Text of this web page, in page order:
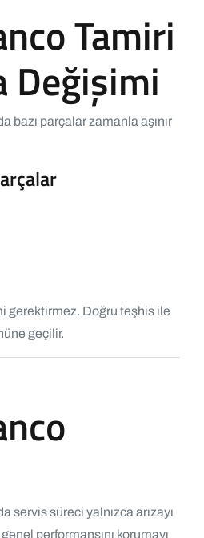
Tamiri
Değişimi
bazı parçalar zamanla aşınır
gerektirmez. Doğru teşhis ile
geçilir.
servis süreci yalnızca arızayı
performansını korumayı